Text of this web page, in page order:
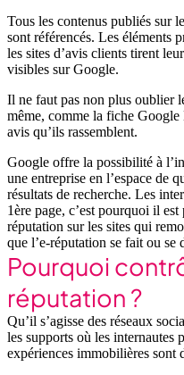
Tous les contenus publiés sur
sont référencés. Les éléments
les sites d’avis clients tirent
visibles sur Google.
Il ne faut pas non plus oublier
même, comme la fiche
avis qu’ils rassemblent.
Google offre la possibilité à
une entreprise en l’espace de
résultats de recherche. Les
1ère page, c’est pourquoi il
réputation sur les sites qui
que l’e-réputation se fait ou se
Pourquoi
réputation ?
Qu’il s’agisse des réseaux
les supports où les internautes
expériences immobilières sont